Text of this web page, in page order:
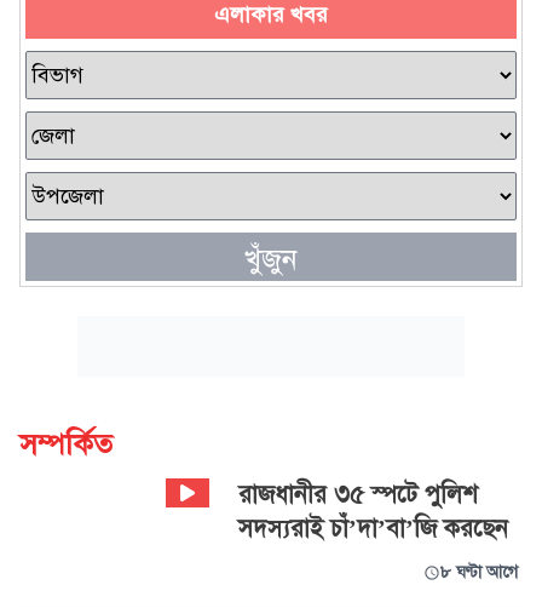
এলাকার খবর
খুঁজুন
সম্পর্কিত
রাজধানীর ৩৫ স্পটে পুলিশ
সদস্যরাই চাঁ’দা’বা’জি করছেন
৮ ঘণ্টা আগে